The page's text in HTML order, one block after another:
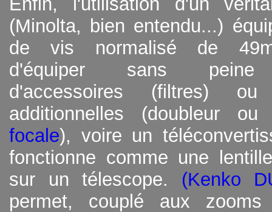
(Minolta, bien entendu...)
de vis normalisé de
d'équiper sans peine
d'accessoires (filtres) ou
additionnelles (doubleur
focale), voire un
fonctionne comme une
sur un télescope. (Kenko
permet, couplé aux